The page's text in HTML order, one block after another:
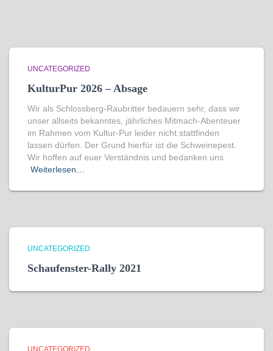
UNCATEGORIZED
KulturPur 2026 – Absage
Wir als Schlossberg-Raubritter bedauern sehr, dass wir
unser allseits bekanntes, jährliches Mitmach-Abenteuer
im Rahmen vom Kultur-Pur leider nicht stattfinden
lassen dürfen. Der Grund hierfür ist die Schweinepest.
Wir hoffen auf euer Verständnis und bedanken uns
Weiterlesen…
UNCATEGORIZED
Schaufenster-Rally 2021
UNCATEGORIZED